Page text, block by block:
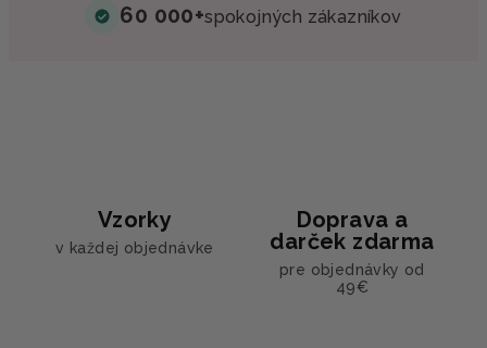
60 000+spokojných zákazníkov
Vzorky
v každej objednávke
Doprava a
darček zdarma
pre objednávky od
49€